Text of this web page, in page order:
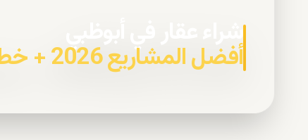
شراء عقار في أبوظبي
أفضل المشاريع 2026 + خطط السداد